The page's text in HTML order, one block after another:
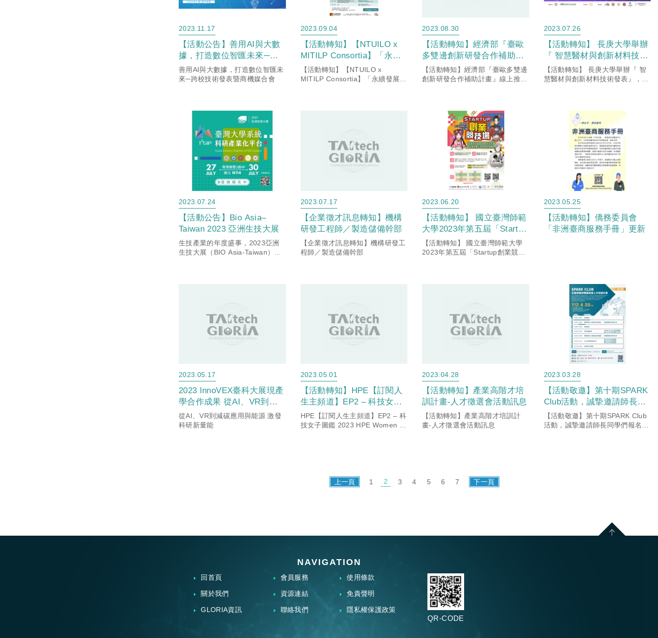
2023.11.17
【活動公告】善用AI與大數
據，打造數位智匯未來─跨
校技術發表暨商機媒合會
善用AI與大數據，打造數位智匯未
來─跨校技術發表暨商機媒合會
2023.09.04
【活動轉知】【NTUILO x
MITILP Consortia】「永續
發展與淨零排放跨界融合 」
聯合線上研討會
【活動轉知】【NTUILO x
MITILP Consortia】「永續發展與
2023.08.30
【活動轉知】經濟部『臺歐
多雙邊創新研發合作補助計
畫』線上推廣說明會
【活動轉知】經濟部『臺歐多雙邊
創新研發合作補助計畫』線上推廣
2023.07.26
【活動轉知】 長庚大學舉辦
『 智慧醫材與創新材料技術
發表』，歡迎踴躍參加。
【活動轉知】 長庚大學舉辦『 智
慧醫材與創新材料技術發表』，歡
2023.07.24
【活動公告】Bio Asia–
Taiwan 2023 亞洲生技大展
生技產業的年度盛事，2023亞洲
生技大展（BIO Asia-Taiwan）於7
2023.07.17
【企業徵才訊息轉知】機構
研發工程師／製造儲備幹部
【企業徵才訊息轉知】機構研發工
程師／製造儲備幹部
2023.06.20
【活動轉知】 國立臺灣師範
大學2023年第五屆「Startup
創業競技場」競賽活動，歡
迎踴躍參加。
【活動轉知】 國立臺灣師範大學
2023年第五屆「Startup創業競技
2023.05.25
【活動轉知】僑務委員會
「非洲臺商服務手冊」更新
2023.05.17
2023 InnoVEX臺科大展現產
學合作成果 從AI、VR到減
碳應用與能源 激發科研新量
能
從AI、VR到減碳應用與能源 激發
科研新量能
2023.05.01
【活動轉知】HPE【訂閱人
生主頻道】EP2 – 科技女子
圖鑑 2023 HPE Women In
Tech event is open for
HPE【訂閱人生主頻道】EP2 – 科
技女子圖鑑 2023 HPE Women In
2023.04.28
【活動轉知】產業高階才培
訓計畫-人才徵選會活動訊息
【活動轉知】產業高階才培訓計
畫-人才徵選會活動訊息
2023.03.28
【活動敬邀】第十期SPARK
Club活動，誠摯邀請師長同
學們報名參加!
【活動敬邀】第十期SPARK Club
活動，誠摯邀請師長同學們報名參
上一頁 1 2 3 4 5 6 7 下一頁
NAVIGATION
回首頁
關於我們
GLORIA資訊
會員服務
資源連結
聯絡我們
使用條款
免責聲明
隱私權保護政策
QR-CODE